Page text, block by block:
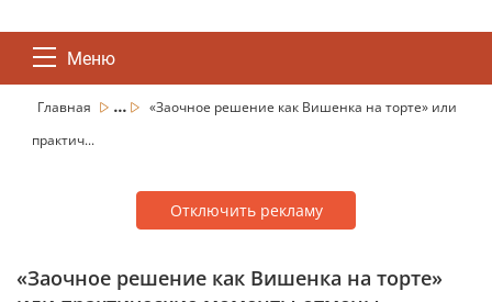
Меню
Главная ...
«Заочное решение как Вишенка на торте» или
практич...
Отключить рекламу
«Заочное решение как Вишенка на торте»